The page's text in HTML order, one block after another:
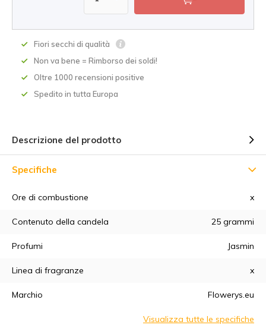
Fiori secchi di qualità
Non va bene = Rimborso dei soldi!
Oltre 1000 recensioni positive
Spedito in tutta Europa
Descrizione del prodotto
Specifiche
Ore di combustione x
Contenuto della candela 25 grammi
Profumi Jasmin
Linea di fragranze x
Marchio Flowerys.eu
Visualizza tutte le specifiche
5% di sconto
aggiornati sui nostri ultimi prodotti e ottenere uno